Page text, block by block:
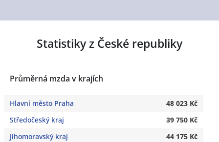
Statistiky z České republiky
Průměrná mzda v krajích
Hlavní město Praha
48 023 Kč
Středočeský kraj
39 750 Kč
Jihomoravský kraj
44 175 Kč